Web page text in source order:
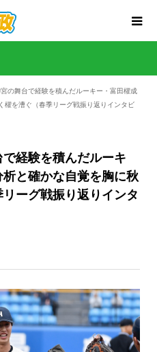
宮の舞台で経験を積んだルーキー・富田櫂成
櫂を漕ぐ（春季リーグ戦振り返りインタビ
で経験を積んだルーキ
と確かな自覚を胸に秋
ーグ戦振り返りインタ